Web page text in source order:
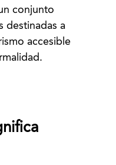
conjunto
destinadas a
accesible